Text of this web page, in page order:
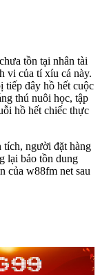
tồn tại nhân tài
vi của tí xíu cá này.
tiếp đây hồ hết cuộc
thú nuôi học, tập
hồ hết chiếc thực
tích, người đặt hàng
lại bảo tồn dung
của w88fm net sau